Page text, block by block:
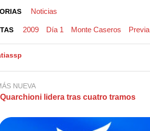
Noticias
2009 Día 1 Monte Caseros Previa
NUEVA
lidera tras cuatro tramos